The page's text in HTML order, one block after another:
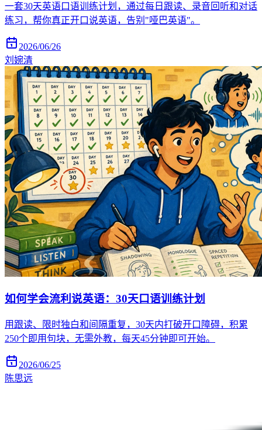
一套30天英语口语训练计划，通过每日跟读、录音回听和对话
练习，帮你真正开口说英语，告别"哑巴英语"。
2026/06/26
刘婉清
如何学会流利说英语：30天口语训练计划
用跟读、限时独白和间隔重复，30天内打破开口障碍，积累
250个即用句块，无需外教，每天45分钟即可开始。
2026/06/25
陈思远